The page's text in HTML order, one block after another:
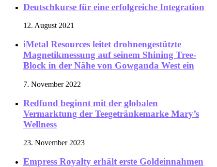
Deutschkurse für eine erfolgreiche Integration
12. August 2021
iMetal Resources leitet drohnengestützte
Magnetikmessung auf seinem Shining Tree-
Block in der Nähe von Gowganda West ein
7. November 2022
Redfund beginnt mit der globalen
Vermarktung der Teegetränkemarke Mary’s
Wellness
23. November 2023
Empress Royalty erhält erste Goldeinnahmen